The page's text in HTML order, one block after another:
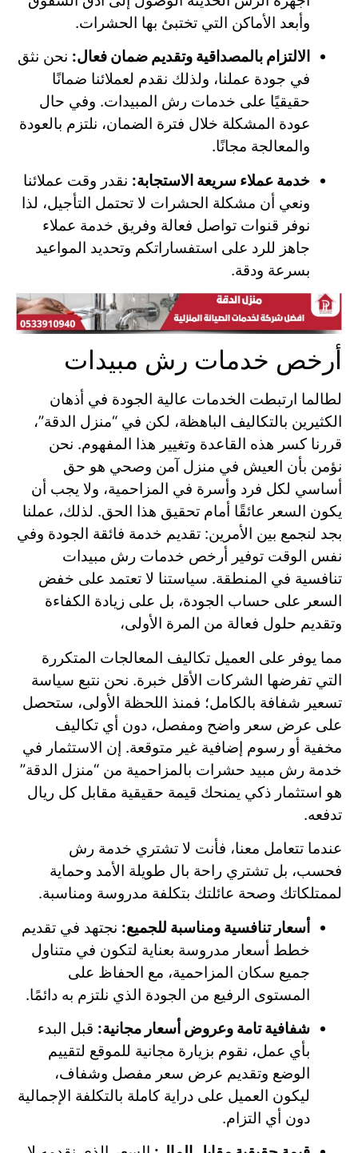
وأبعد الأماكن التي تختبئ بها الحشرات.
الالتزام بالمصداقية وتقديم ضمان فعال: نحن نثق
في جودة عملنا، ولذلك نقدم لعملائنا ضمانًا
حقيقيًا على خدمات رش المبيدات. وفي حال
عودة المشكلة خلال فترة الضمان، نلتزم بالعودة
والمعالجة مجانًا.
خدمة عملاء سريعة الاستجابة: نقدر وقت عملائنا
ونعي أن مشكلة الحشرات لا تحتمل التأجيل، لذا
نوفر قنوات تواصل فعالة وفريق خدمة عملاء
جاهز للرد على استفساراتكم وتحديد المواعيد
بسرعة ودقة.
أرخص خدمات رش مبيدات
لطالما ارتبطت الخدمات عالية الجودة في أذهان
الكثيرين بالتكاليف الباهظة، لكن في “منزل الدقة”،
قررنا كسر هذه القاعدة وتغيير هذا المفهوم. نحن
نؤمن بأن العيش في منزل آمن وصحي هو حق
أساسي لكل فرد وأسرة في المزاحمية، ولا يجب أن
يكون السعر عائقًا أمام تحقيق هذا الحق. لذلك، عملنا
بجد لنجمع بين الأمرين: تقديم خدمة فائقة الجودة وفي
نفس الوقت توفير أرخص خدمات رش مبيدات
تنافسية في المنطقة. سياستنا لا تعتمد على خفض
السعر على حساب الجودة، بل على زيادة الكفاءة
وتقديم حلول فعالة من المرة الأولى،
مما يوفر على العميل تكاليف المعالجات المتكررة
التي تفرضها الشركات الأقل خبرة. نحن نتبع سياسة
تسعير شفافة بالكامل؛ فمنذ اللحظة الأولى، ستحصل
على عرض سعر واضح ومفصل، دون أي تكاليف
مخفية أو رسوم إضافية غير متوقعة. إن الاستثمار في
خدمة رش مبيد حشرات بالمزاحمية من “منزل الدقة”
هو استثمار ذكي يمنحك قيمة حقيقية مقابل كل ريال
تدفعه.
عندما تتعامل معنا، فأنت لا تشتري خدمة رش
فحسب، بل تشتري راحة بال طويلة الأمد وحماية
لممتلكاتك وصحة عائلتك بتكلفة مدروسة ومناسبة.
أسعار تنافسية ومناسبة للجميع: نجتهد في تقديم
خطط أسعار مدروسة بعناية لتكون في متناول
جميع سكان المزاحمية، مع الحفاظ على
المستوى الرفيع من الجودة الذي نلتزم به دائمًا.
شفافية تامة وعروض أسعار مجانية: قبل البدء
بأي عمل، نقوم بزيارة مجانية للموقع لتقييم
الوضع وتقديم عرض سعر مفصل وشفاف،
ليكون العميل على دراية كاملة بالتكلفة الإجمالية
دون أي التزام.